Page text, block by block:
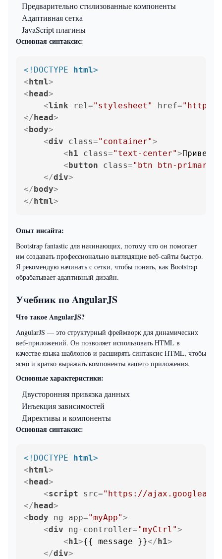
Предварительно стилизованные компоненты
Адаптивная сетка
JavaScript плагины
Основная синтаксис:
<!DOCTYPE html>
<html>
<head>
<link rel="stylesheet" href=
</head>
<body>
<div class="container">
<h1 class="text-center">
<button class="btn btn-primary"
</div>
</body>
</html>
Опыт инсайта:
Bootstrap fantastic для начинающих, потому что он помогает
им создавать профессионально выглядящие веб-сайты быстро.
Я рекомендую начинать с сетки, чтобы понять, как Bootstrap
обрабатывает адаптивный дизайн.
Учебник по AngularJS
Что такое AngularJS?
AngularJS — это структурный фреймворк для динамических
веб-приложений. Он позволяет использовать HTML в
качестве языка шаблонов и расширять синтаксис HTML, чтобы
ясно и кратко выражать компоненты вашего приложения.
Основные характеристики:
Двусторонняя привязка данных
Инъекция зависимостей
Директивы и компоненты
Основная синтаксис:
<!DOCTYPE html>
< html>
< head>
<script src="https://
</ head>
< body ng-app="myApp">
<div ng-controller="myCtrl">
< h1>{{ message }}</ h1>
</div>